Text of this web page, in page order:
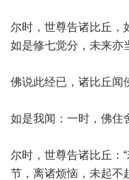
尔时，世尊告诸比丘，
如是修七觉分，未来亦
佛说此经已，诸比丘闻
如是我闻：一时，佛住
尔时，世尊告诸比丘：
节，离诸烦恼，未起不